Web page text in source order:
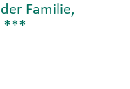
Familie,
***